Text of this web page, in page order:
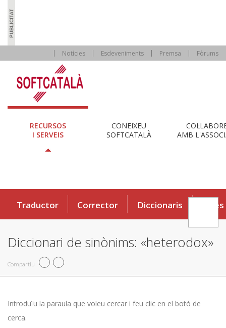
Notícies Esdeveniments Premsa Fòrums
RECURSOS
I SERVEIS
CONEIXEU
SOFTCATALÀ
AMB
Traductor Corrector Diccionaris Eines
Diccionari de sinònims: «heterodox»
Compartiu
Introduïu la paraula que voleu cercar i feu clic en el botó de
cerca.